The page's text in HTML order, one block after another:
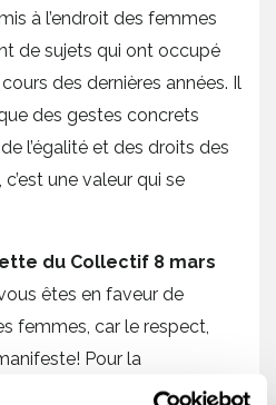
à l’endroit des femmes
de sujets qui ont occupé
des dernières années. Il
des gestes concrets
l’égalité et des droits des
une valeur qui se
du Collectif 8 mars
êtes en faveur de
femmes, car le respect,
Pour la
Lahaie en